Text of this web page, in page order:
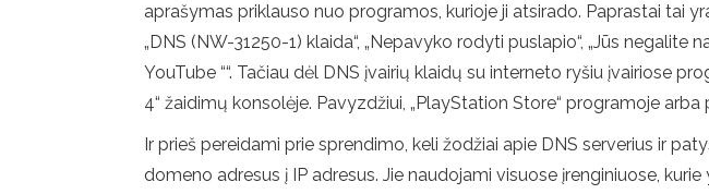
aprašymas priklauso nuo programos, kurioje ji atsirado. Paprastai tai
„DNS (NW-31250-1) klaida“, „Nepavyko rodyti puslapio“, „Jūs negalite
YouTube ““. Tačiau dėl DNS įvairių klaidų su interneto ryšiu įvairiose
4“ žaidimų konsolėje. Pavyzdžiui, „PlayStation Store“ programoje
Ir prieš pereidami prie sprendimo, keli žodžiai apie DNS serverius ir
domeno adresus į IP adresus. Jie naudojami visuose įrenginiuose,